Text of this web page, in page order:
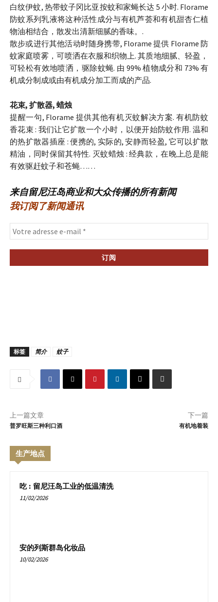
白纹伊蚊, 热带蚊子冈比亚按蚊和家蝇长达 5 小时. Florame
防蚊系列乳液将这种活性成分与有机芦荟和有机甜杏仁植
物油相结合，散发出清新细腻的香味。.
散步或进行其他活动时随身携带, Florame 提供 Florame 防
蚊家庭喷雾，可喷洒在衣服和织物上. 其质地细腻、轻盈，
可轻松有效地喷洒，驱除蚊蝇. 由 99% 植物成分和 73% 有
机成分制成或由有机成分加工而成的产品.
花束, 扩散器, 蜡烛
提醒一句, Florame 提供其他有机灭蚊解决方案. 有机防蚊
香花束 : 我们让它扩散一个小时，以便开始防蚊作用. 温和
的热扩散器插座 : 便携的, 实际的, 安静而轻盈, 它可以扩散
精油，同时保留其特性. 灭蚊蜡烛 : 经典款，在晚上总是能
有效驱赶蚊子和苍蝇……
来自留尼汪岛商业和大众传播的所有新闻
我订阅了新闻通讯
标签 简介 蚊子
上一篇文章
普罗旺斯三种利口酒
下一篇
有机地着装
生产地点
吃 : 留尼汪岛工业的低温清洗
11/02/2026
安的列斯群岛化妆品
10/02/2026